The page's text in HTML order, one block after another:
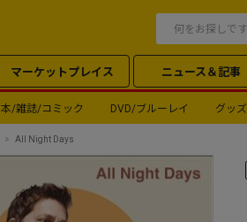
マーケットプレイス ニュース＆記事
本/雑誌/コミック DVD/ブルーレイ グッズ
All Night Days